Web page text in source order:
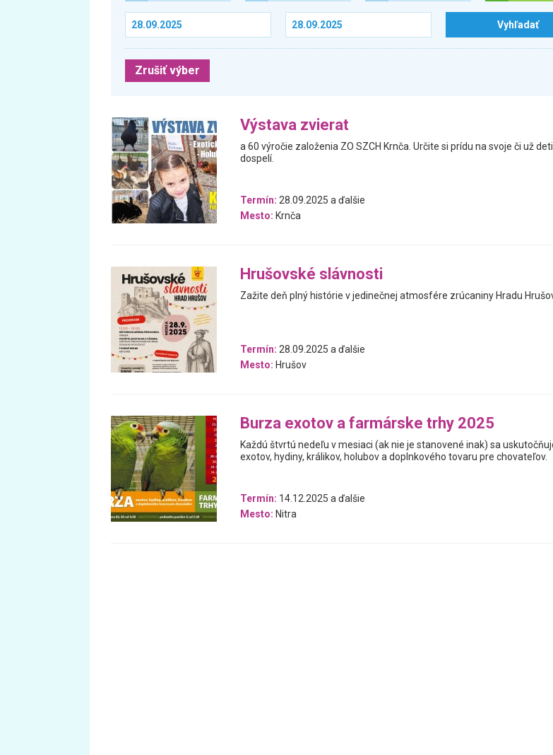
Zrušiť výber
Výstava zvierat
a 60 výročie založenia ZO SZCH Krnča. Určite si prídu na svoje či už
dospelí.
Termín: 28.09.2025 a ďalšie
Mesto: Krnča
Hrušovské slávnosti
Zažite deň plný histórie v jedinečnej atmosfére zrúcaniny Hradu
Termín: 28.09.2025 a ďalšie
Mesto: Hrušov
Burza exotov a farmárske trhy 2025
Každú štvrtú nedeľu v mesiaci (ak nie je stanovené inak) sa
exotov, hydiny, králikov, holubov a doplnkového tovaru pre chovateľov.
Termín: 14.12.2025 a ďalšie
Mesto: Nitra